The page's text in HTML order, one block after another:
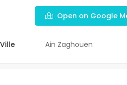
Open on Google
Ain Zaghouen